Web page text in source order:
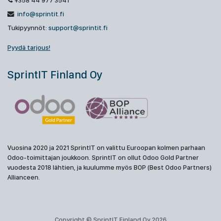
info@sprintit.fi
Tukipyynnöt: support@sprintit.fi
Pyydä tarjous!
SprintIT Finland Oy
Vuosina 2020 ja 2021 SprintIT on valittu Euroopan kolmen parhaan
Odoo-toimittajan joukkoon. SprintIT on ollut Odoo Gold Partner
vuodesta 2018 lähtien, ja kuulumme myös BOP (Best Odoo Partners)
Allianceen.
Copyright © SprintIT Finland Oy 2026